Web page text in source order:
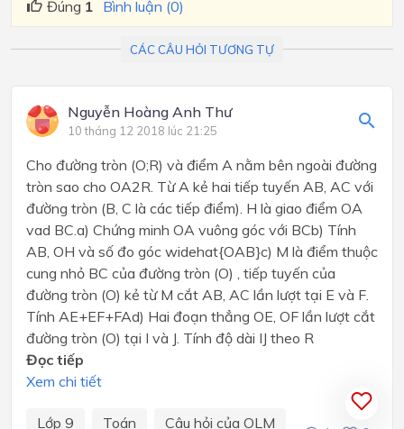
Đúng 1 Bình luận (0)
CÁC CÂU HỎI TƯƠNG TỰ
Nguyễn Hoàng Anh Thư
10 tháng 12 2018 lúc 21:25
Cho đường tròn (O;R) và điểm A nằm bên ngoài đường
tròn sao cho OA2R. Từ A kẻ hai tiếp tuyến AB, AC với
đường tròn (B, C là các tiếp điểm). H là giao điểm OA
vad BC.a) Chứng minh OA vuông góc với BCb) Tính
AB, OH và số đo góc widehat{OAB}c) M là điểm thuộc
cung nhỏ BC của đường tròn (O) , tiếp tuyến của
đường tròn (O) kẻ từ M cắt AB, AC lần lượt tại E và F.
Tính AE+EF+FAd) Hai đoạn thẳng OE, OF lần lượt cắt
đường tròn (O) tại I và J. Tính độ dài IJ theo R
Đọc tiếp
Xem chi tiết
Lớp 9 Toán Câu hỏi của OLM